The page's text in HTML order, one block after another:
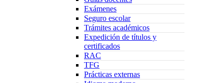
Exámenes
Seguro escolar
Trámites académicos
Expedición de títulos y
certificados
RAC
TFG
Prácticas externas